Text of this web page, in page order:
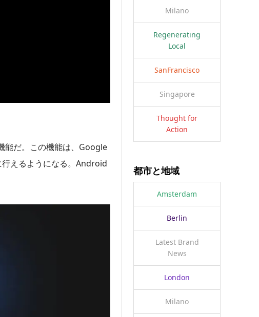
能だ。この機能は、Google
えるようになる。Android
Milano
Regenerating
Local
SanFrancisco
Singapore
Thought for
Action
都市と地域
Amsterdam
Berlin
Latest Brand
News
London
Milano